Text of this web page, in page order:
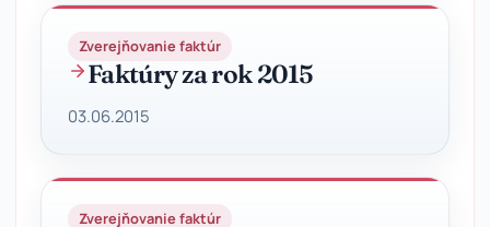
Zverejňovanie faktúr
Faktúry za rok 2015
03.06.2015
Zverejňovanie faktúr